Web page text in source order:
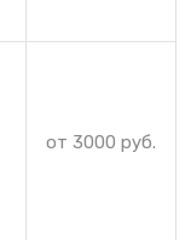
от 3000 руб.